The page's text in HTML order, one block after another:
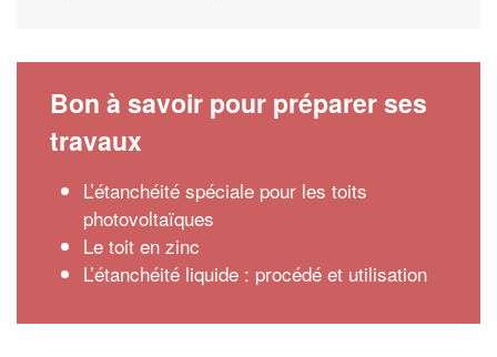
Bon à savoir pour préparer ses
travaux
L’étanchéité spéciale pour les toits
photovoltaïques
Le toit en zinc
L’étanchéité liquide : procédé et utilisation